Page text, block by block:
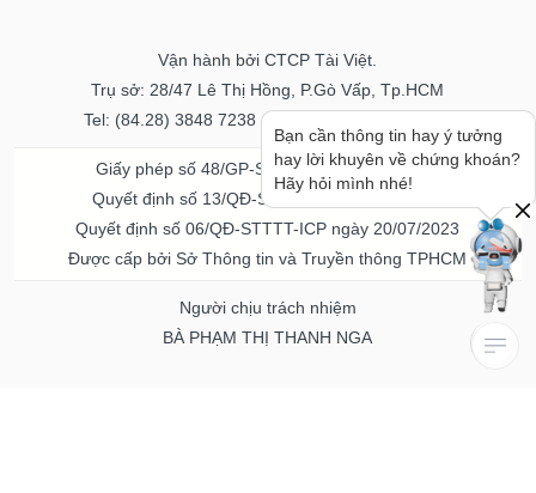
Vận hành bởi CTCP Tài Việt.
Trụ sở: 28/47 Lê Thị Hồng, P.Gò Vấp, Tp.HCM
Tel: (84.28) 3848 7238 - Fax: (84.28) 3848 7237
Giấy phép số 48/GP-STTTT ngày 04/11/2016
Quyết định số 13/QĐ-STTTT ngày 02/11/2017
Quyết định số 06/QĐ-STTTT-ICP ngày 20/07/2023
Được cấp bởi Sở Thông tin và Truyền thông TPHCM
Người chịu trách nhiệm
BÀ PHẠM THỊ THANH NGA
Bạn cần thông tin hay ý tưởng
hay lời khuyên về chứng khoán?
Hãy hỏi mình nhé!